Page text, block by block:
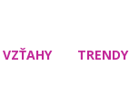
VZŤAHY TRENDY